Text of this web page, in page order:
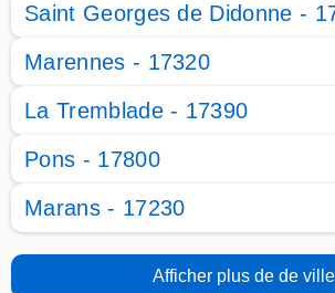
Saint Georges de Didonne -
Marennes - 17320
La Tremblade - 17390
Pons - 17800
Marans - 17230
Afficher plus de de